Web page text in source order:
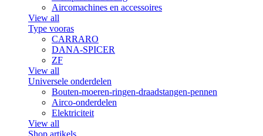
Aircomachines en accessoires
View all
Type vooras
CARRARO
DANA-SPICER
ZF
View all
Universele onderdelen
Bouten-moeren-ringen-draadstangen-pennen
Airco-onderdelen
Elektriciteit
View all